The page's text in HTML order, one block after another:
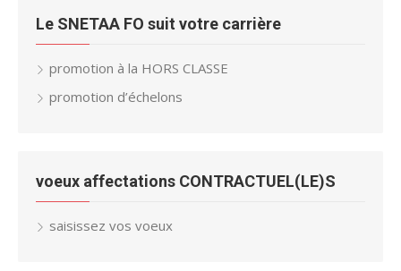
Le SNETAA FO suit votre carrière
promotion à la HORS CLASSE
promotion d’échelons
voeux affectations CONTRACTUEL(LE)S
saisissez vos voeux